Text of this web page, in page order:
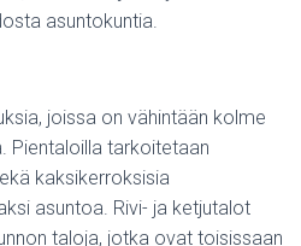
asuntokuntia.
joissa on vähintään kolme
Pientaloilla tarkoitetaan
kaksikerroksisia
asuntoa. Rivi- ja ketjutalot
taloja, jotka ovat toisissaan